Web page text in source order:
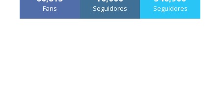
Fans Seguidores Seguidores